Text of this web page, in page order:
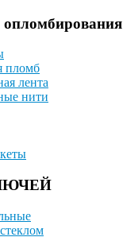
пломб
лента
нити